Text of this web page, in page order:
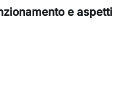
e aspetti